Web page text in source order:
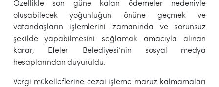
Özellikle son güne kalan ödemeler nedeniyle
oluşabilecek yoğunluğun önüne geçmek ve
vatandaşların işlemlerini zamanında ve sorunsuz
şekilde yapabilmesini sağlamak amacıyla alınan
karar, Efeler Belediyesi’nin sosyal medya
hesaplarından duyuruldu.
Vergi mükelleflerine cezai işleme maruz kalmamaları